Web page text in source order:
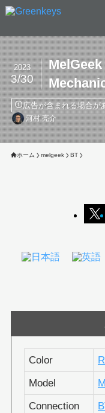
2023
3/30
広告が含まれる場合が
河村 亮介
ホーム melgeek BT
Color
Model
Connection